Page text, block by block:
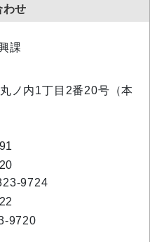
わせ
課
ノ内1丁目2番20号（本
9724
9720